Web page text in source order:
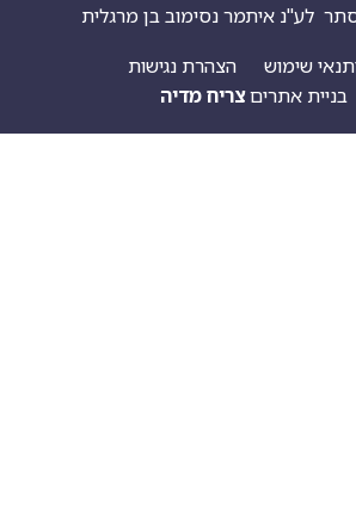
לע"נ איתמר נסימוב בן מרגלית
שימוש
הצהרת נגישות
בניית אתריםצריח מדיה